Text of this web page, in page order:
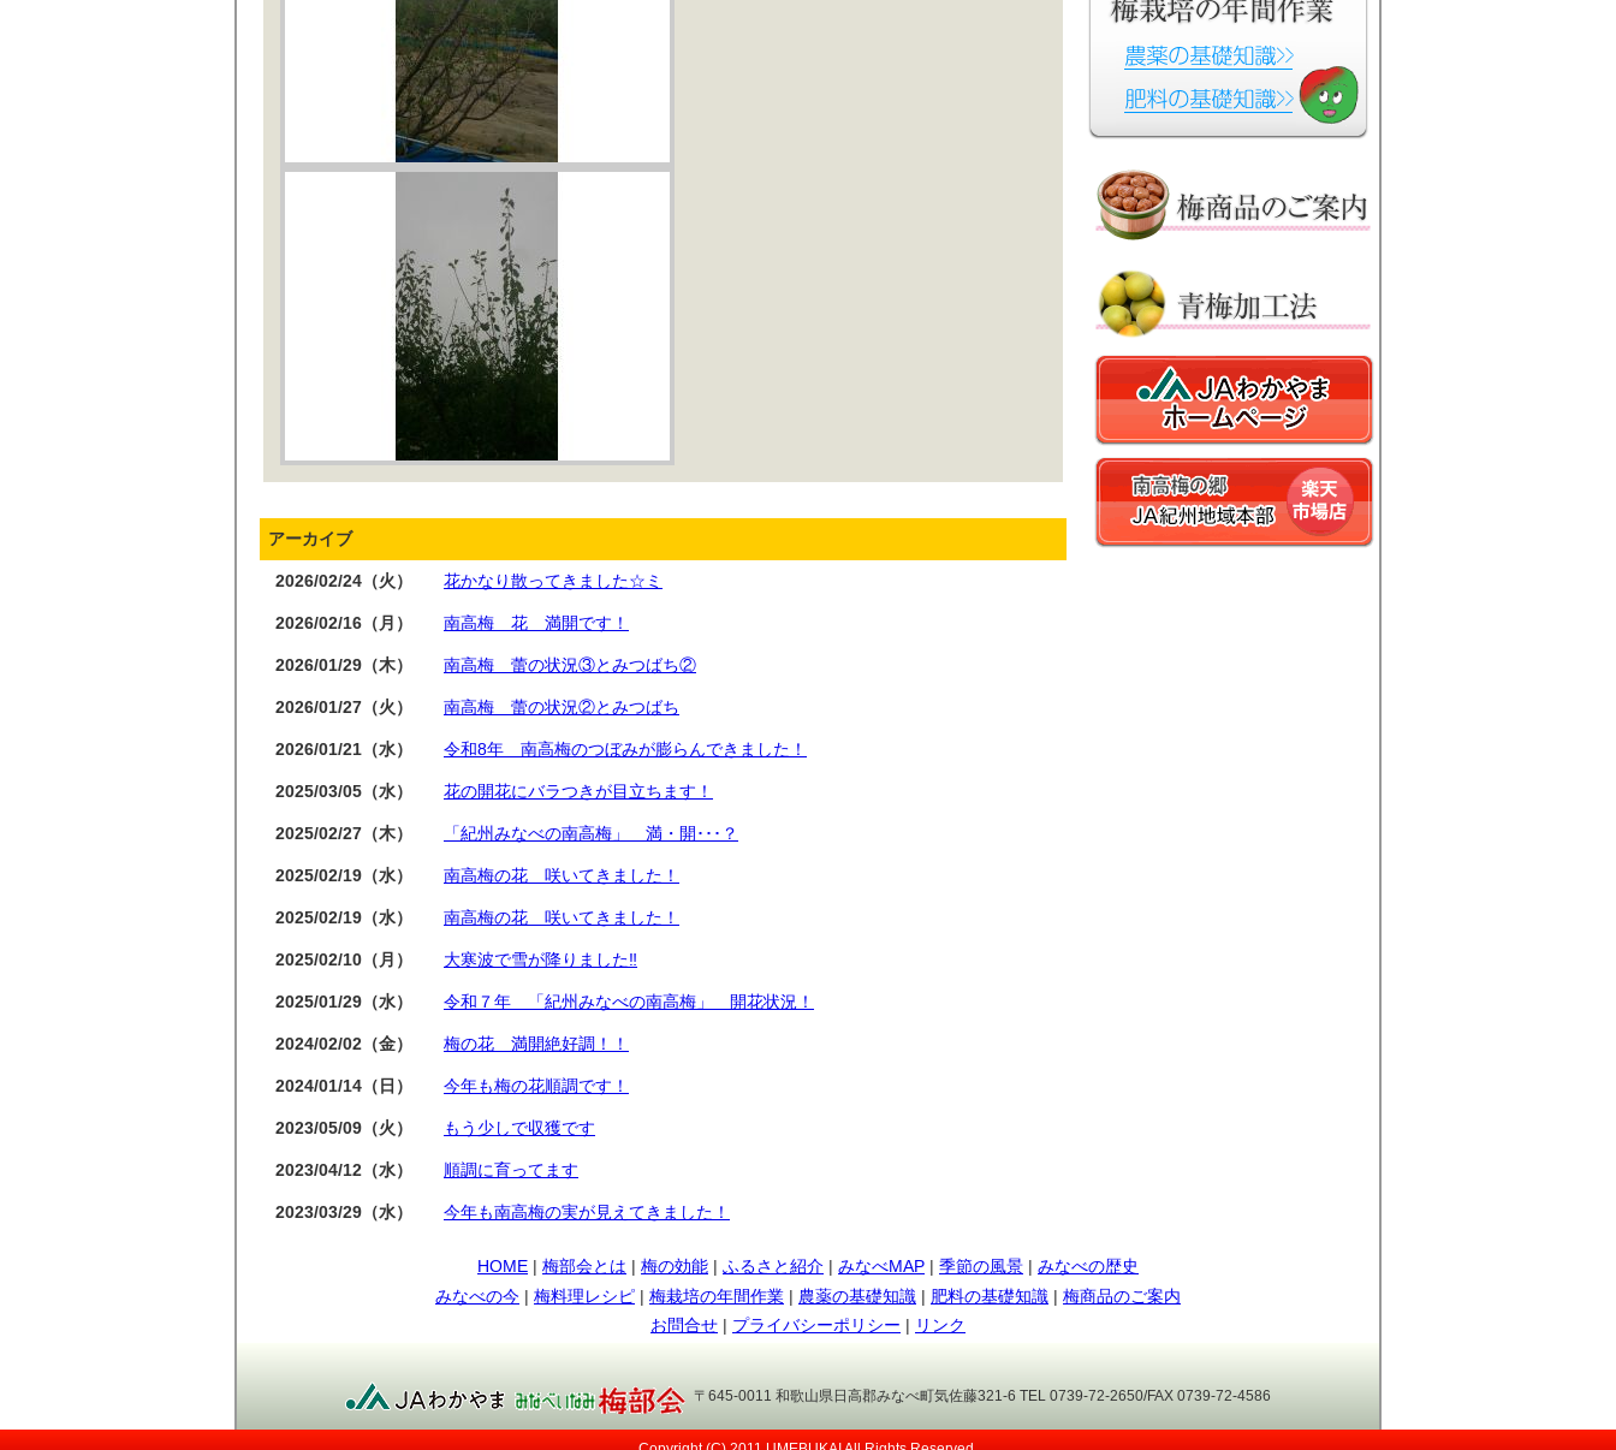
アーカイブ
2026/02/24（火） 花かなり散ってきました☆ミ
2026/02/16（月） 南高梅 花 満開です！
2026/01/29（木） 南高梅 蕾の状況③とみつばち②
2026/01/27（火） 南高梅 蕾の状況②とみつばち
2026/01/21（水） 令和8年 南高梅のつぼみが膨らんできました！
2025/03/05（水） 花の開花にバラつきが目立ちます！
2025/02/27（木） 「紀州みなべの南高梅」 満・開･･･？
2025/02/19（水） 南高梅の花 咲いてきました！
2025/02/19（水） 南高梅の花 咲いてきました！
2025/02/10（月） 大寒波で雪が降りました‼
2025/01/29（水） 令和７年 「紀州みなべの南高梅」 開花状況！
2024/02/02（金） 梅の花 満開絶好調！！
2024/01/14（日） 今年も梅の花順調です！
2023/05/09（火） もう少しで収獲です
2023/04/12（水） 順調に育ってます
2023/03/29（水） 今年も南高梅の実が見えてきました！
日差しが強い！
2021/03/27（土）
HOME | 梅部会とは | 梅の効能 | ふるさと紹介 | みなべMAP | 季節の風景 | みなべの歴史
みなべの今 | 梅料理レシピ | 梅栽培の年間作業 | 農薬の基礎知識 | 肥料の基礎知識 | 梅商品のご案内
お問合せ | プライバシーポリシー | リンク
〒645-0011 和歌山県日高郡みなべ町気佐藤321-6 TEL 0739-72-2650/FAX 0739-72-4586